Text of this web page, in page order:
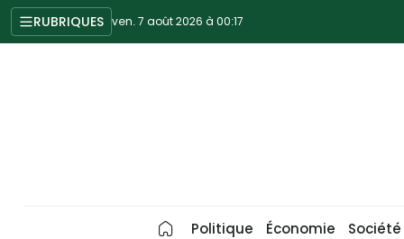
RUBRIQUES ven. 7 août 2026 à 00:17
Politique Économie Société